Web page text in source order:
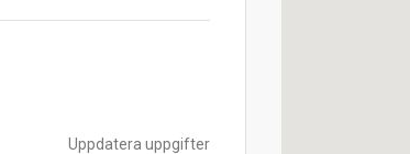
Uppdatera uppgifter